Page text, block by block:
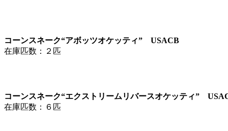
コーンスネーク“アボッツオケッティ” USACB
在庫匹数：２匹
コーンスネーク“エクストリームリバースオケッティ”
在庫匹数：６匹